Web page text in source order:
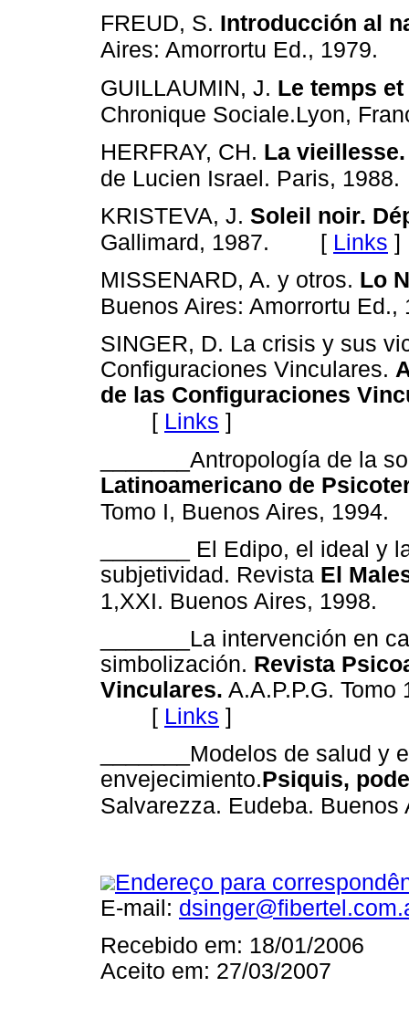
FREUD, S. Introducción al
Aires: Amorrortu Ed., 1979.
GUILLAUMIN, J. Le temps
Chronique Sociale.Lyon,
HERFRAY, CH. La
de Lucien Israel. Paris, 1988.
KRISTEVA, J. Soleil noir.
Gallimard, 1987. [ Links ]
MISSENARD, A. y otros. Lo
Buenos Aires: Amorrortu Ed.,
SINGER, D. La crisis y sus
Configuraciones Vinculares.
de las Configuraciones
[ Links ]
_______Antropología de la
Latinoamericano de
Tomo I, Buenos Aires, 1994.
_______ El Edipo, el ideal y
subjetividad. Revista El
1,XXI. Buenos Aires, 1998.
_______La intervención en
simbolización. Revista
Vinculares. A.A.P.P.G. Tomo
[ Links ]
_______Modelos de salud y
envejecimiento.Psiquis,
Salvarezza. Eudeba. Buenos
Endereço para
E-mail:
Recebido em: 18/01/2006
Aceito em: 27/03/2007